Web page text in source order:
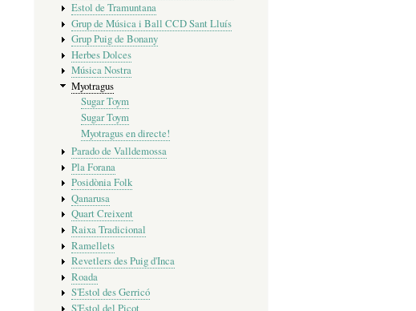
Estol de Tramuntana
Grup de Música i Ball CCD Sant Lluís
Grup Puig de Bonany
Herbes Dolces
Música Nostra
Myotragus
Sugar Toym
Sugar Toym
Myotragus en directe!
Parado de Valldemossa
Pla Forana
Posidònia Folk
Qanarusa
Quart Creixent
Raixa Tradicional
Ramellets
Revetlers des Puig d'Inca
Roada
S'Estol des Gerricó
S'Estol del Picot